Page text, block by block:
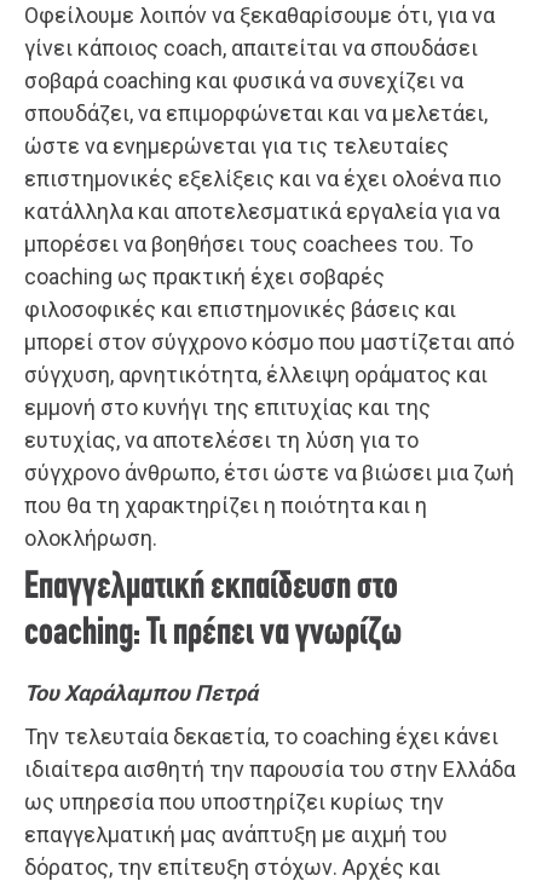
Οφείλουμε λοιπόν να ξεκαθαρίσουμε ότι, για να
γίνει κάποιος coach, απαιτείται να σπουδάσει
σοβαρά coaching και φυσικά να συνεχίζει να
σπουδάζει, να επιμορφώνεται και να μελετάει,
ώστε να ενημερώνεται για τις τελευταίες
επιστημονικές εξελίξεις και να έχει ολοένα πιο
κατάλληλα και αποτελεσματικά εργαλεία για να
μπορέσει να βοηθήσει τους coachees του. Το
coaching ως πρακτική έχει σοβαρές
φιλοσοφικές και επιστημονικές βάσεις και
μπορεί στον σύγχρονο κόσμο που μαστίζεται από
σύγχυση, αρνητικότητα, έλλειψη οράματος και
εμμονή στο κυνήγι της επιτυχίας και της
ευτυχίας, να αποτελέσει τη λύση για το
σύγχρονο άνθρωπο, έτσι ώστε να βιώσει μια ζωή
που θα τη χαρακτηρίζει η ποιότητα και η
ολοκλήρωση.
Επαγγελματική εκπαίδευση στο
coaching: Τι πρέπει να γνωρίζω
Του Χαράλαμπου Πετρά
Την τελευταία δεκαετία, το coaching έχει κάνει
ιδιαίτερα αισθητή την παρουσία του στην Ελλάδα
ως υπηρεσία που υποστηρίζει κυρίως την
επαγγελματική μας ανάπτυξη με αιχμή του
δόρατος, την επίτευξη στόχων. Αρχές και